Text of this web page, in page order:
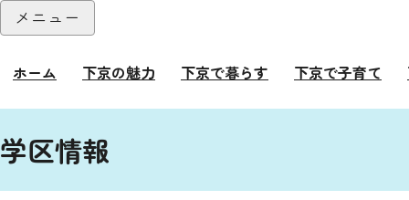
本文へ
メニュー
ホーム 下京の魅力 下京で暮らす 下京で子育て
学区情報